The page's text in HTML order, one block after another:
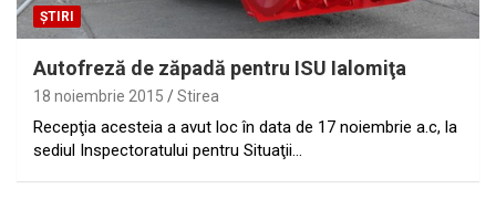
ȘTIRI
Autofreză de zăpadă pentru ISU Ialomiţa
18 noiembrie 2015 Stirea
Recepţia acesteia a avut loc în data de 17 noiembrie a.c, la
sediul Inspectoratului pentru Situaţii…